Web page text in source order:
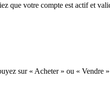
que votre compte est actif et
sur « Acheter » ou «